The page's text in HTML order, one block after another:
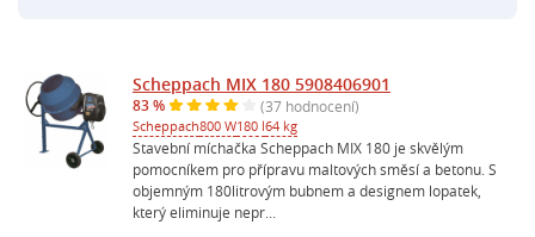
Scheppach MIX 180 5908406901
83 % (37 hodnocení)
Scheppach800 W180 l64 kg
Stavební míchačka Scheppach MIX 180 je skvělým
pomocníkem pro přípravu maltových směsí a betonu. S
objemným 180litrovým bubnem a designem lopatek,
který eliminuje nepr...